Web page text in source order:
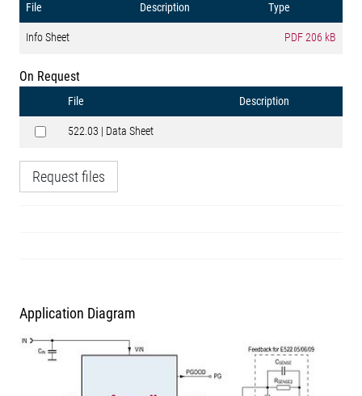
File Description Type
Info Sheet PDF206 kB
On Request
File Description
522.03 | Data Sheet
Request files
Application Diagram